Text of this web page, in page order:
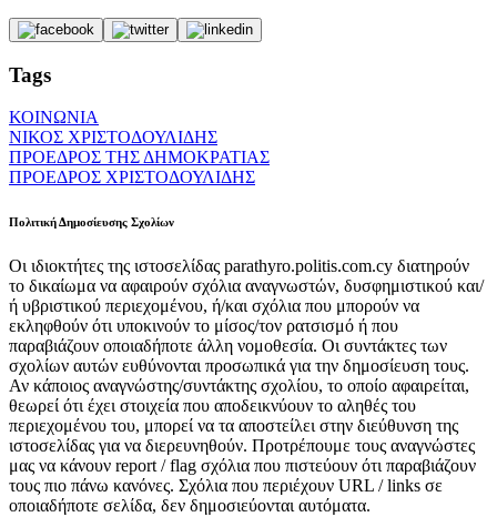
Tags
ΚΟΙΝΩΝΙΑ
ΝΙΚΟΣ ΧΡΙΣΤΟΔΟΥΛΙΔΗΣ
ΠΡΟΕΔΡΟΣ ΤΗΣ ΔΗΜΟΚΡΑΤΙΑΣ
ΠΡΟΕΔΡΟΣ ΧΡΙΣΤΟΔΟΥΛΙΔΗΣ
Πολιτική Δημοσίευσης Σχολίων
Οι ιδιοκτήτες της ιστοσελίδας parathyro.politis.com.cy διατηρούν
το δικαίωμα να αφαιρούν σχόλια αναγνωστών, δυσφημιστικού και/
ή υβριστικού περιεχομένου, ή/και σχόλια που μπορούν να
εκληφθούν ότι υποκινούν το μίσος/τον ρατσισμό ή που
παραβιάζουν οποιαδήποτε άλλη νομοθεσία. Οι συντάκτες των
σχολίων αυτών ευθύνονται προσωπικά για την δημοσίευση τους.
Αν κάποιος αναγνώστης/συντάκτης σχολίου, το οποίο αφαιρείται,
θεωρεί ότι έχει στοιχεία που αποδεικνύουν το αληθές του
περιεχομένου του, μπορεί να τα αποστείλει στην διεύθυνση της
ιστοσελίδας για να διερευνηθούν. Προτρέπουμε τους αναγνώστες
μας να κάνουν report / flag σχόλια που πιστεύουν ότι παραβιάζουν
τους πιο πάνω κανόνες. Σχόλια που περιέχουν URL / links σε
οποιαδήποτε σελίδα, δεν δημοσιεύονται αυτόματα.